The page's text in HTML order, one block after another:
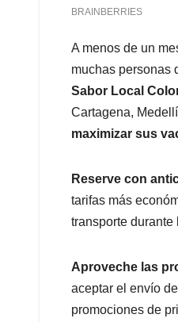
A menos de un
muchas personas
Sabor Local
Cartagena,
maximizar sus
Reserve con
tarifas más
transporte durante
Aproveche las
aceptar el envío
promociones de